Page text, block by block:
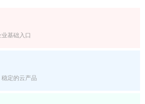
基础入口
定的云产品